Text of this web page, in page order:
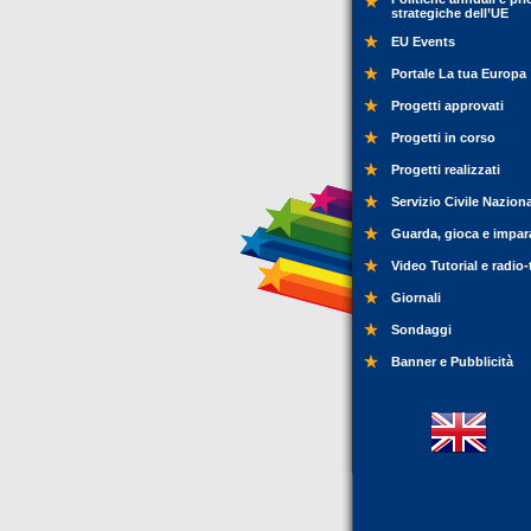
strategiche dell’UE
EU Events
Portale La tua Europa
Progetti approvati
Progetti in corso
Progetti realizzati
Servizio Civile
Guarda, gioca e
Video Tutorial e
Giornali
Sondaggi
Banner e Pubblicità